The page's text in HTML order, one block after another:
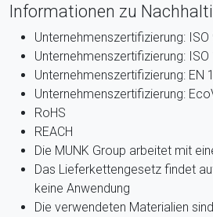
Informationen zu
Unternehmenszertifizierung: ISO
Unternehmenszertifizierung: ISO
Unternehmenszertifizierung: EN
Unternehmenszertifizierung:
RoHS
REACH
Die MUNK Group arbeitet mit
Das Lieferkettengesetz findet
keine Anwendung
Die verwendeten Materialien